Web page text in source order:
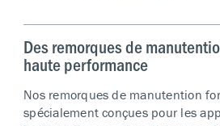
Des remorques de
haute performance
Nos remorques de manutention
spécialement conçues pour les